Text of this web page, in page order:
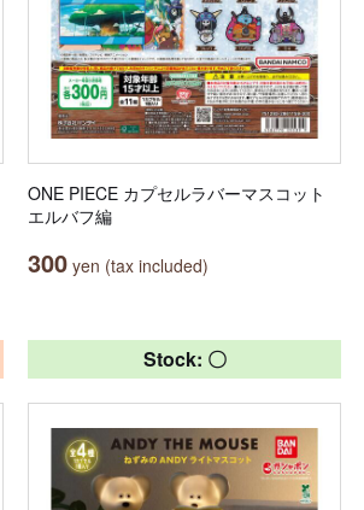
ONE PIECE カプセルラバーマスコット
エルバフ編
300 yen (tax included)
Stock: 〇